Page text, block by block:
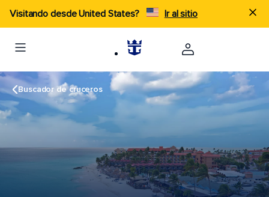
Visitando desde United States? Ir al sitio
Buscador de cruceros